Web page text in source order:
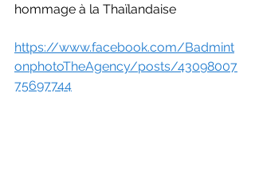
hommage à la Thaïlandaise
https://www.facebook.com/Badmint
onphotoTheAgency/posts/43098007
75697744